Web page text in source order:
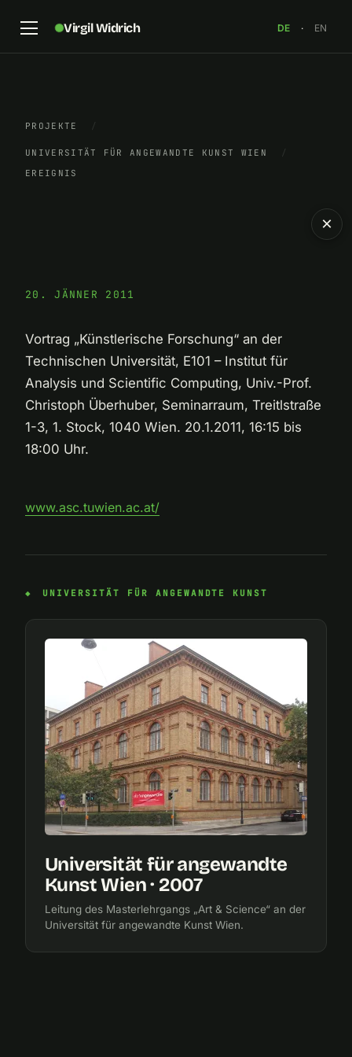
Virgil Widrich DE · EN
PROJEKTE /
UNIVERSITÄT FÜR ANGEWANDTE KUNST WIEN
/
EREIGNIS
20. JÄNNER 2011
Vortrag „Künstlerische Forschung“ an der
Technischen Universität, E101 – Institut für
Analysis und Scientific Computing, Univ.-Prof.
Christoph Überhuber, Seminarraum, Treitlstraße
1-3, 1. Stock, 1040 Wien. 20.1.2011, 16:15 bis
18:00 Uhr.
www.asc.tuwien.ac.at/
UNIVERSITÄT FÜR ANGEWANDTE KUNST
Universität für angewandte
Kunst Wien · 2007
Leitung des Masterlehrgangs „Art & Science“ an der
Universität für angewandte Kunst Wien.
×